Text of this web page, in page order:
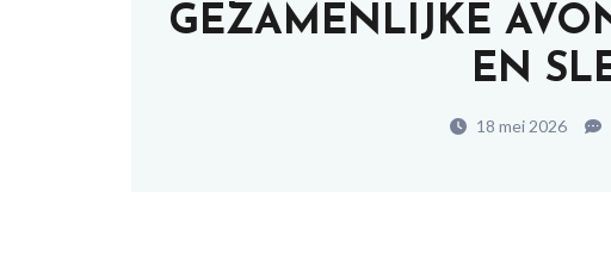
GEZAMENLIJKE
EN
18 mei 2026